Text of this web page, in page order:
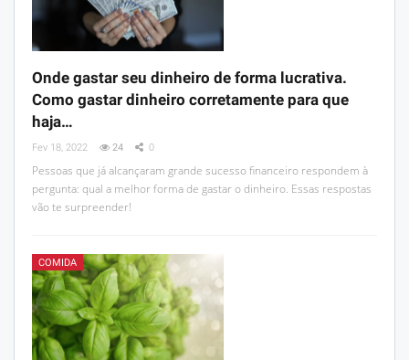
Onde gastar seu dinheiro de forma lucrativa.
Como gastar dinheiro corretamente para que
haja…
Fev 18, 2022 24 0
Pessoas que já alcançaram grande sucesso financeiro respondem à
pergunta: qual a melhor forma de gastar o dinheiro. Essas respostas
vão te surpreender!
COMIDA